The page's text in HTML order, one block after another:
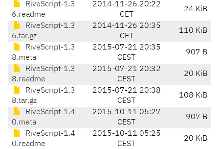
RiveScript-1.3
6.readme
2014-11-26 20:22
CET
24 KiB
RiveScript-1.3
6.tar.gz
2014-11-26 20:35
CET
110 KiB
RiveScript-1.3
8.meta
2015-07-21 20:35
CEST
907 B
RiveScript-1.3
8.readme
2015-07-21 20:32
CEST
20 KiB
RiveScript-1.3
8.tar.gz
2015-07-21 20:38
CEST
108 KiB
RiveScript-1.4
0.meta
2015-10-11 05:27
CEST
907 B
RiveScript-1.4
0.readme
2015-10-11 05:25
CEST
20 KiB